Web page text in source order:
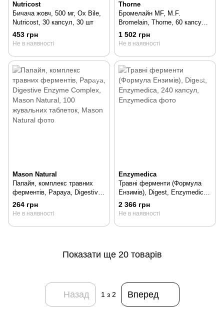
Nutricost
Бичача жовч, 500 мг, Ox Bile,
Nutricost, 30 капсул, 30 шт
453 грн
Не в наявності
Thorne
Бромелайн MF, M.F.
Bromelain, Thorne, 60 капсул,
60 шт
1 502 грн
Не в наявності
Mason Natural
Папайя, комплекс травних
ферментів, Papaya, Digestive
Enzyme Complex, Mason
Natural, 100 жувальних
264 грн
Не в наявності
Enzymedica
Травні ферменти (Формула
Ензимів), Digest, Enzymedica,
240 капсул, 240 шт
2 366 грн
Не в наявності
Показати ще 20 товарів
Назад 1з 2 Вперед